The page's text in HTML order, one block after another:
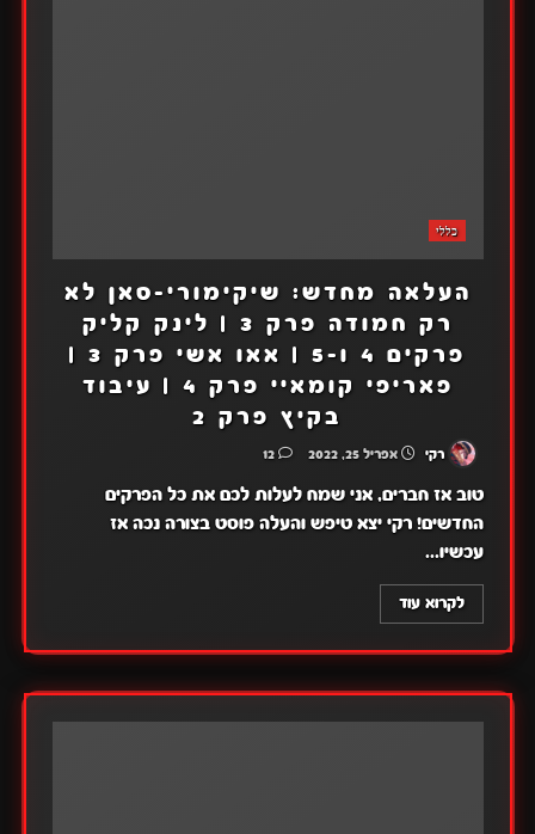
כללי
העלאה מחדש: שיקימורי-סאן לא
רק חמודה פרק 3 | לינק קליק
פרקים 4 ו-5 | אאו אשי פרק 3 |
פאריפי קומאיי פרק 4 | עיבוד
בקיץ פרק 2
רקי אפריל 25, 2022 12
טוב אז חברים, אני שמח לעלות לכם את כל הפרקים
החדשים! רקי יצא טיפש והעלה פוסט בצורה נכה אז
עכשיו...
לקרוא עוד